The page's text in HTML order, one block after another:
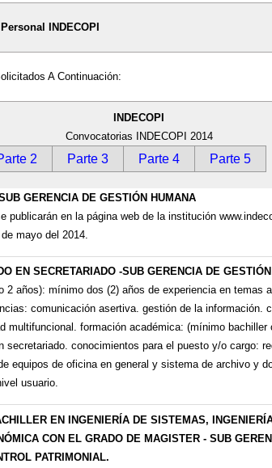
INDECOPI
A Continuación:
INDECOPI
Convocatorias INDECOPI 2014
2 Parte 3 Parte 4 Parte 5
GERENCIA DE GESTIÓN HUMANA
publicarán en la página web de la institución
mayo del 2014.
EN SECRETARIADO -SUB GERENCIA DE
2 años): mínimo dos (2) años de experiencia en temas
comunicación asertiva. gestión de la información.
multifuncional. formación académica: (mínimo bachiller
secretariado. conocimientos para el puesto y/o cargo:
equipos de oficina en general y sistema de archivo y
usuario.
EN INGENIERÍA DE SISTEMAS,
CON EL GRADO DE MAGISTER - SUB
PATRIMONIAL.